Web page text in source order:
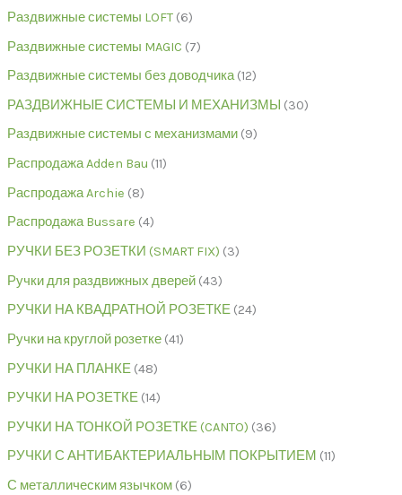
Раздвижные системы LOFT 6
Раздвижные системы MAGIC 7
Раздвижные системы без доводчика 12
РАЗДВИЖНЫЕ СИСТЕМЫ И МЕХАНИЗМЫ
30
Раздвижные системы с механизмами 9
Распродажа Adden Bau 11
Распродажа Archie 8
Распродажа Bussare 4
РУЧКИ БЕЗ РОЗЕТКИ (SMART FIX) 3
Ручки для раздвижных дверей 43
РУЧКИ НА КВАДРАТНОЙ РОЗЕТКЕ 24
Ручки на круглой розетке 41
РУЧКИ НА ПЛАНКЕ 48
РУЧКИ НА РОЗЕТКЕ 14
РУЧКИ НА ТОНКОЙ РОЗЕТКЕ (CANTO) 36
РУЧКИ С АНТИБАКТЕРИАЛЬНЫМ ПОКРЫТИЕМ 11
С металлическим язычком 6